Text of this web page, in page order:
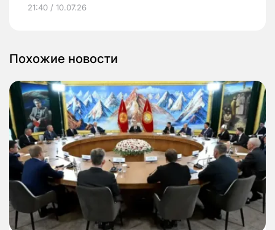
21:40 / 10.07.26
Похожие новости